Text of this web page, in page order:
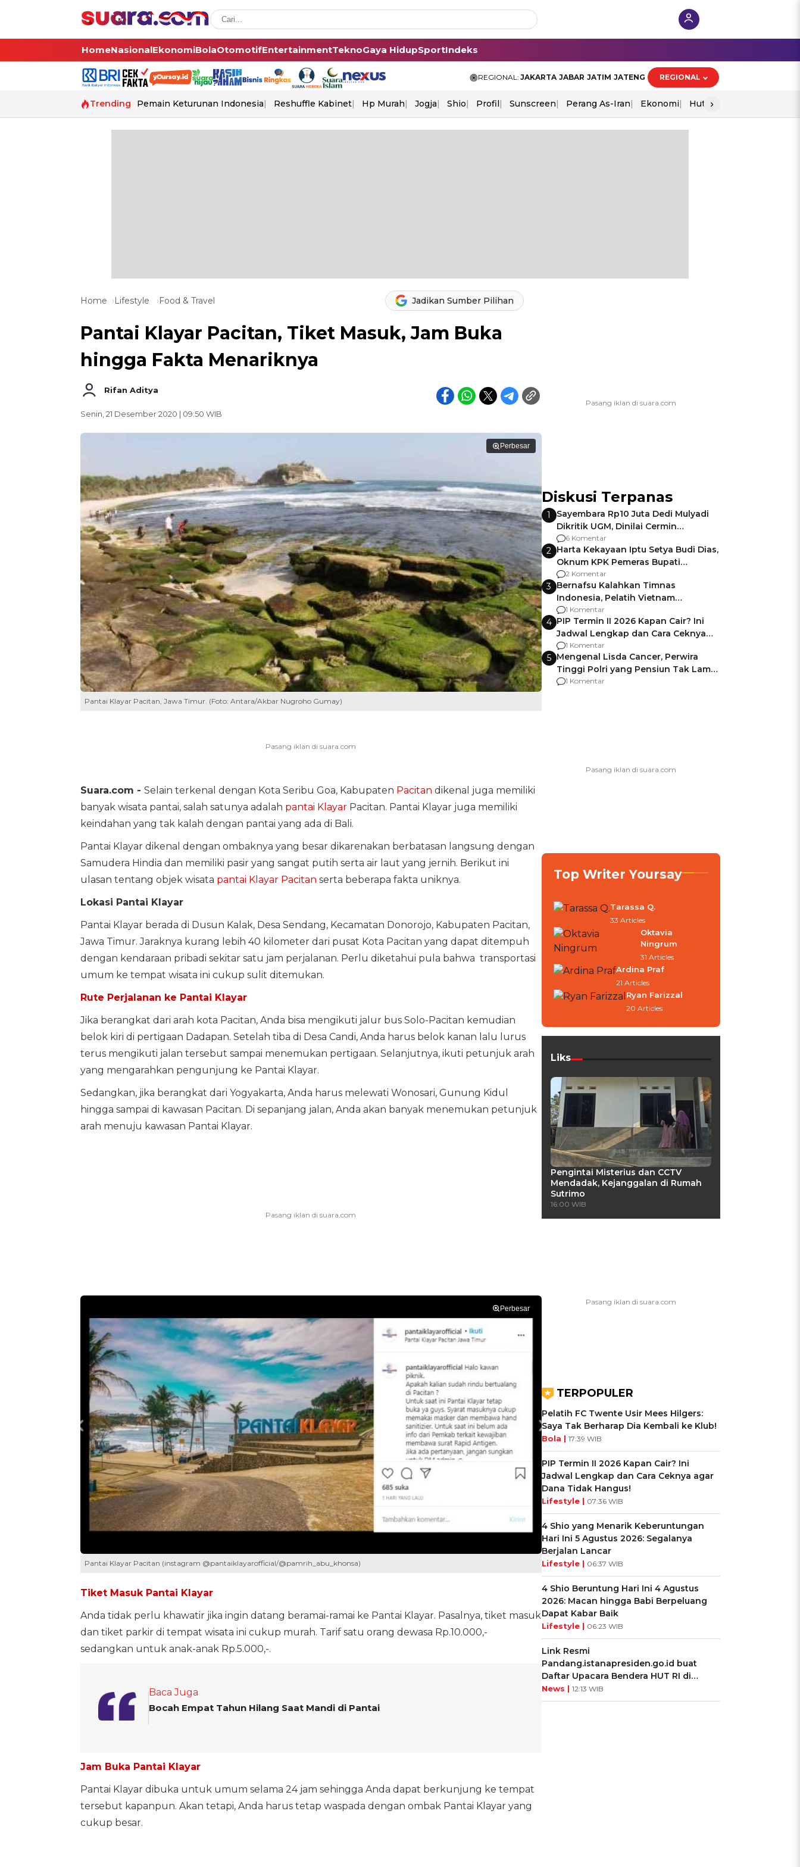
HomeNasionalEkonomiBolaOtomotifEntertainmentTeknoGaya HidupSportIndeks
REGIONAL: JAKARTA JABAR JATIM JATENG REGIONAL
Trending Pemain Keturunan Indonesia Reshuffle Kabinet Hp Murah Jogja Shio Profil Sunscreen Perang As-Iran Ekonomi Hut Ri
›
Home Lifestyle Food & Travel Jadikan Sumber Pilihan
Pantai Klayar Pacitan, Tiket Masuk, Jam Buka
hingga Fakta Menariknya
Rifan Aditya
Senin, 21 Desember 2020 | 09:50 WIB
Perbesar
Pantai Klayar Pacitan, Jawa Timur. (Foto: Antara/Akbar Nugroho Gumay)
Suara.com - Selain terkenal dengan Kota Seribu Goa, Kabupaten Pacitan dikenal juga memiliki
banyak wisata pantai, salah satunya adalah pantai KlayarPacitan. Pantai Klayar juga memiliki
keindahan yang tak kalah dengan pantai yang ada di Bali.
Pantai Klayar dikenal dengan ombaknya yang besar dikarenakan berbatasan langsung dengan
Samudera Hindia dan memiliki pasir yang sangat putih serta air laut yang jernih. Berikut ini
ulasan tentang objek wisata pantai Klayar Pacitan serta beberapa fakta uniknya.
Lokasi Pantai Klayar
Pantai Klayar berada di Dusun Kalak, Desa Sendang, Kecamatan Donorojo, Kabupaten Pacitan,
Jawa Timur. Jaraknya kurang lebih 40 kilometer dari pusat Kota Pacitan yang dapat ditempuh
dengan kendaraan pribadi sekitar satu jam perjalanan. Perlu diketahui pula bahwa transportasi
umum ke tempat wisata ini cukup sulit ditemukan.
Rute Perjalanan ke Pantai Klayar
Jika berangkat dari arah kota Pacitan, Anda bisa mengikuti jalur bus Solo-Pacitan kemudian
belok kiri di pertigaan Dadapan. Setelah tiba di Desa Candi, Anda harus belok kanan lalu lurus
terus mengikuti jalan tersebut sampai menemukan pertigaan. Selanjutnya, ikuti petunjuk arah
yang mengarahkan pengunjung ke Pantai Klayar.
Sedangkan, jika berangkat dari Yogyakarta, Anda harus melewati Wonosari, Gunung Kidul
hingga sampai di kawasan Pacitan. Di sepanjang jalan, Anda akan banyak menemukan petunjuk
arah menuju kawasan Pantai Klayar.
Perbesar
Pantai Klayar Pacitan (instagram @pantaiklayarofficial/@pamrih_abu_khonsa)
Tiket Masuk Pantai Klayar
Anda tidak perlu khawatir jika ingin datang beramai-ramai ke Pantai Klayar. Pasalnya, tiket masuk
dan tiket parkir di tempat wisata ini cukup murah. Tarif satu orang dewasa Rp.10.000,-
sedangkan untuk anak-anak Rp.5.000,-.
Baca Juga
Bocah Empat Tahun Hilang Saat Mandi di Pantai
Jam Buka Pantai Klayar
Pantai Klayar dibuka untuk umum selama 24 jam sehingga Anda dapat berkunjung ke tempat
tersebut kapanpun. Akan tetapi, Anda harus tetap waspada dengan ombak Pantai Klayar yang
cukup besar.
Diskusi Terpanas
1
Sayembara Rp10 Juta Dedi Mulyadi
Dikritik UGM, Dinilai Cermin
Gagalnya Negara Jamin Keamanan
6 Komentar
2 Harta Kekayaan Iptu Setya Budi Dias,
Oknum KPK Pemeras Bupati
Pemalang
2 Komentar
3 Bernafsu Kalahkan Timnas
Indonesia, Pelatih Vietnam
Berencana Pakai Jimat di Pakansari
1 Komentar
4 PIP Termin II 2026 Kapan Cair? Ini
Jadwal Lengkap dan Cara Ceknya
agar Dana Tidak Hangus!
1 Komentar
5 Mengenal Lisda Cancer, Perwira
Tinggi Polri yang Pensiun Tak Lama
Usai Jadi Brigjen
1 Komentar
Top Writer Yoursay
Tarassa Q.
33 Articles
Oktavia
Ningrum
31 Articles
Ardina Praf
21 Articles
Ryan Farizzal
20 Articles
Liks
Pengintai Misterius dan CCTV
Mendadak, Kejanggalan di Rumah
Sutrimo
16:00 WIB
TERPOPULER
Pelatih FC Twente Usir Mees Hilgers:
Saya Tak Berharap Dia Kembali ke Klub!
Bola | 17:39 WIB
PIP Termin II 2026 Kapan Cair? Ini
Jadwal Lengkap dan Cara Ceknya agar
Dana Tidak Hangus!
Lifestyle | 07:36 WIB
4 Shio yang Menarik Keberuntungan
Hari Ini 5 Agustus 2026: Segalanya
Berjalan Lancar
Lifestyle | 06:37 WIB
4 Shio Beruntung Hari Ini 4 Agustus
2026: Macan hingga Babi Berpeluang
Dapat Kabar Baik
Lifestyle | 06:23 WIB
Link Resmi
Pandang.istanapresiden.go.id buat
Daftar Upacara Bendera HUT RI di
Istana Negara
News | 12:13 WIB